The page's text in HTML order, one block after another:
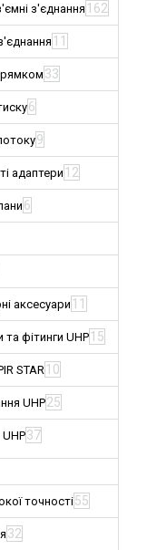
з'єднання 162
11
33
6
9
адаптери 12
6
аксесуари 11
фітинги UHP 15
STAR 10
UHP25
37
точності55
32